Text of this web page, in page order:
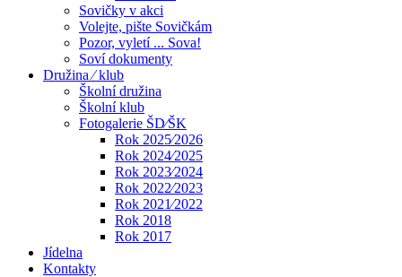
Sovičky v akci
Volejte, pište Sovičkám
Pozor, vyletí ... Sova!
Soví dokumenty
Družina ⁄ klub
Školní družina
Školní klub
Fotogalerie ŠD⁄ŠK
Rok 2025⁄2026
Rok 2024⁄2025
Rok 2023⁄2024
Rok 2022⁄2023
Rok 2021⁄2022
Rok 2018
Rok 2017
Jídelna
Kontakty